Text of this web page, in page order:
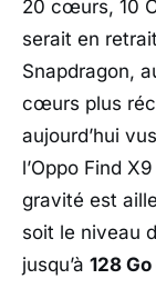
20 cœurs, 10
serait en
Snapdragon,
cœurs plus
aujourd’hui
l’Oppo Find
gravité est
soit le niveau
jusqu’à 128